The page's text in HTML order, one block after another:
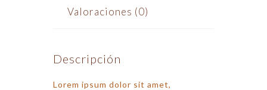
Valoraciones (0)
Descripción
Lorem ipsum dolor sit amet,